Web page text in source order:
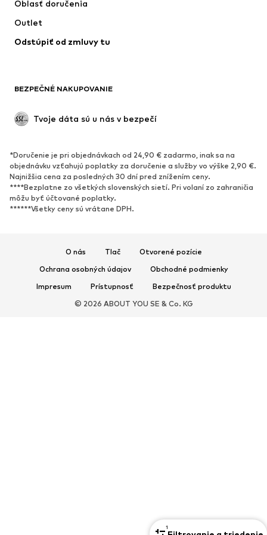
1
Bielizeň
Kabáty
Plavky
Upcyklácia
Nové
Obľúbené
Tenisky
Členkové čižmy
Topánky na vysokom podpätku
Sandále
Papuče
Exkluzívne
Oblasť doručenia
Outlet
Odstúpiť od zmluvy tu
BEZPEČNÉ NAKUPOVANIE
Tvoje dáta sú u nás v bezpečí
*Doručenie je pri objednávkach od 24,90 € zadarmo, inak sa na
objednávku vzťahujú poplatky za doručenie a služby vo výške 2,90 €.
Najnižšia cena za posledných 30 dní pred znížením ceny.
****Bezplatne zo všetkých slovenských sietí. Pri volaní zo zahraničia
môžu byť účtované poplatky.
******Všetky ceny sú vrátane DPH.
O nás Tlač
Otvorené pozície
Ochrana osobných údajov
Obchodné podmienky
Impresum
Prístupnosť
Bezpečnosť produktu
© 2026 ABOUT YOU SE & Co. KG